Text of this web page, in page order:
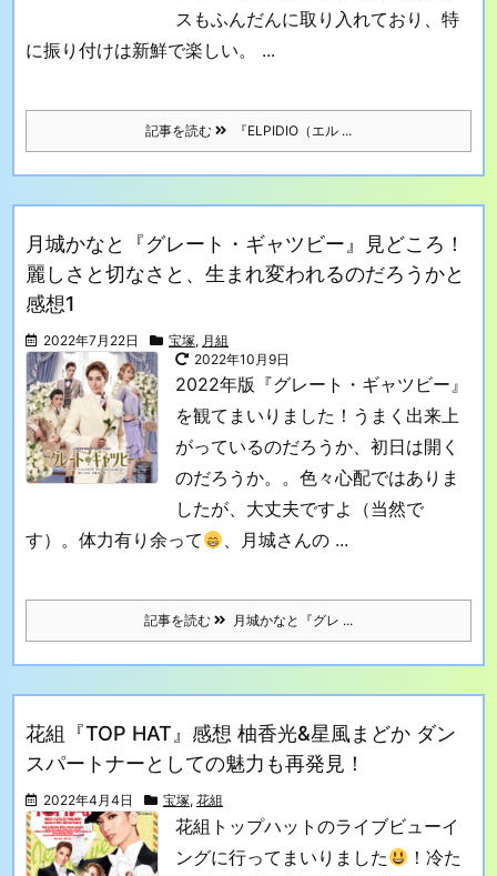
スもふんだんに取り入れており、特
に振り付けは新鮮で楽しい。 ...
記事を読む 『ELPIDIO（エル ...
月城かなと『グレート・ギャツビー』見どころ！
麗しさと切なさと、生まれ変われるのだろうかと
感想1
2022年7月22日 宝塚, 月組
2022年10月9日
2022年版『グレート・ギャツビー』
を観てまいりました！ うまく出来上
がっているのだろうか、初日は開く
のだろうか。。色々心配ではありま
したが、大丈夫ですよ（当然で
す）。 体力有り余って 、月城さんの ...
記事を読む 月城かなと『グレ ...
花組『TOP HAT』感想 柚香光&星風まどか ダン
スパートナーとしての魅力も再発見！
2022年4月4日 宝塚, 花組
花組トップハットのライブビューイ
ングに行ってまいりました
！冷た